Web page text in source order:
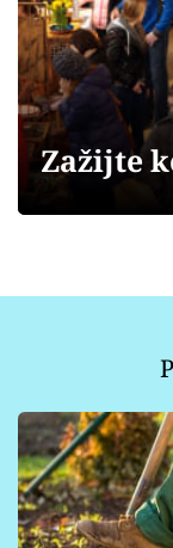
Přihlášení
Sledujte nás
Zažijte